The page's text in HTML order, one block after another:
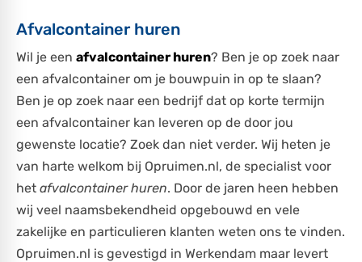
Afvalcontainer huren
Wil je een afvalcontainer huren? Ben je op zoek naar
een afvalcontainer om je bouwpuin in op te slaan?
Ben je op zoek naar een bedrijf dat op korte termijn
een afvalcontainer kan leveren op de door jou
gewenste locatie? Zoek dan niet verder. Wij heten je
van harte welkom bij Opruimen.nl, de specialist voor
het afvalcontainer huren. Door de jaren heen hebben
wij veel naamsbekendheid opgebouwd en vele
zakelijke en particulieren klanten weten ons te vinden.
Opruimen.nl is gevestigd in Werkendam maar levert